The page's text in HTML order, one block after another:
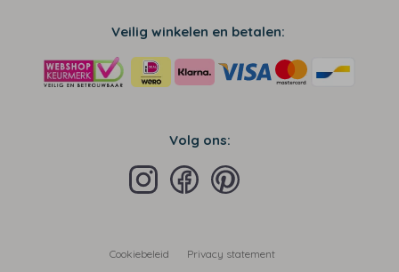
Veilig winkelen en betalen:
Volg ons:
Cookiebeleid Privacy statement